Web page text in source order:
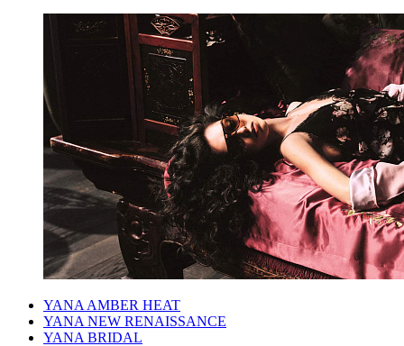
YANA AMBER HEAT
YANA NEW RENAISSANCE
YANA BRIDAL